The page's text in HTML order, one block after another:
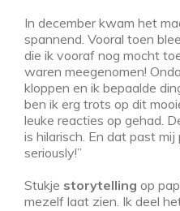
In december kwam het
spannend. Vooral toen
die ik vooraf nog mocht
waren meegenomen!
kloppen en ik bepaalde
ben ik erg trots op dit
leuke reacties op gehad.
is hilarisch. En dat past
seriously!”
Stukje storytelling op
mezelf laat zien. Ik deel